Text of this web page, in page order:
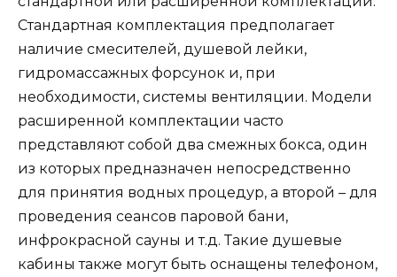
Стандартная комплектация предполагает
наличие смесителей, душевой лейки,
гидромассажных форсунок и, при
необходимости, системы вентиляции. Модели
расширенной комплектации часто
представляют собой два смежных бокса, один
из которых предназначен непосредственно
для принятия водных процедур, а второй – для
проведения сеансов паровой бани,
инфрокрасной сауны и т.д. Такие душевые
кабины также могут быть оснащены телефоном,